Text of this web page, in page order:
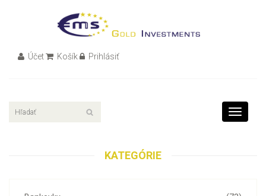
Účet Košík Prihlásiť
Toggle
KATEGÓRIE